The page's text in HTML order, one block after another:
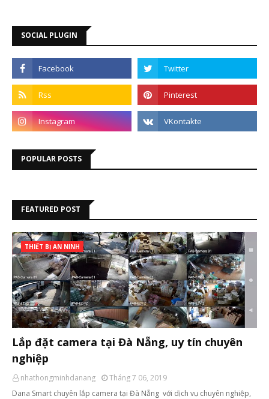
SOCIAL PLUGIN
POPULAR POSTS
FEATURED POST
THIẾT BỊ AN NINH
Lắp đặt camera tại Đà Nẵng, uy tín chuyên
nghiệp
nhathongminhdanang
Tháng 7 06, 2019
Dana Smart chuyên lắp camera tại Đà Nẵng với dịch vụ chuyên nghiệp,